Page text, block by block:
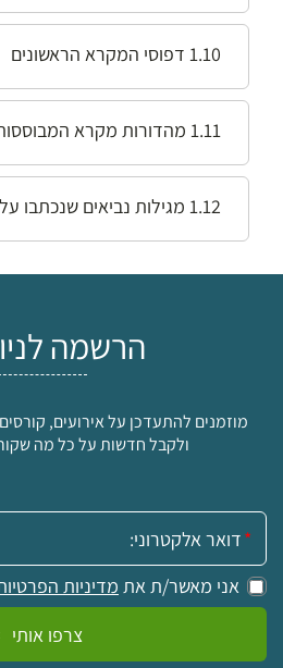
1.10 דפוסי המקרא הראשונים
1.11 מהדורות מקרא המבוססות על הכתר
1.12 מגילות נביאים שנכתבו על פי הכתר
הרשמה
מוזמנים להתעדכן על אירועים,
ולקבל חדשות על כל מה
אימייל:
אני מאשר/ת את מדיניות
צרפו אותי